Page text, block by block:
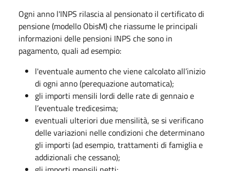
Ogni anno l'INPS rilascia al pensionato il certificato di
pensione (modello ObisM) che riassume le principali
informazioni delle pensioni INPS che sono in
pagamento, quali ad esempio:
l'eventuale aumento che viene calcolato all’inizio
di ogni anno (perequazione automatica);
gli importi mensili lordi delle rate di gennaio e
l’eventuale tredicesima;
eventuali ulteriori due mensilità, se si verificano
delle variazioni nelle condizioni che determinano
gli importi (ad esempio, trattamenti di famiglia e
addizionali che cessano);